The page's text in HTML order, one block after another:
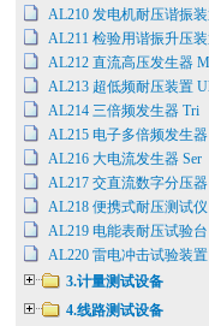
AL210 发电机耐压谐振
AL211 检验用谐振升压
AL212 直流高压发生器
AL213 超低频耐压装置
AL214 三倍频发生器 Tri
AL215 电子多倍频发生器
AL216 大电流发生器 Ser
AL217 交直流数字分压
AL218 便携式耐压测试
AL219 电能表耐压试验台
AL220 雷电冲击试验装置
3.计量测试设备
4.线路测试设备